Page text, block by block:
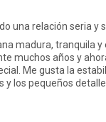
una relación seria y
madura, tranquila y
muchos años y
Me gusta la
y los pequeños